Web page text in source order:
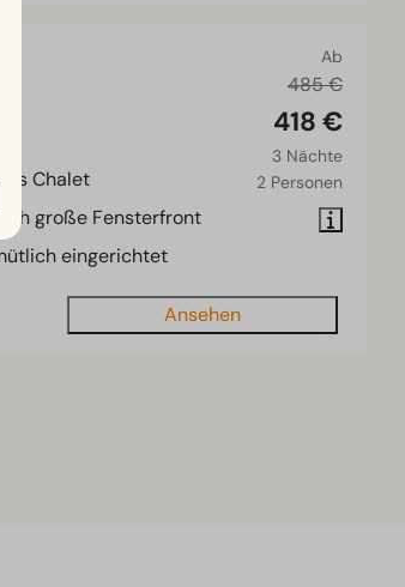
Ab
485 €
418 €
3 Nächte
2 Personen
Chalet
große Fensterfront
eingerichtet
Ansehen